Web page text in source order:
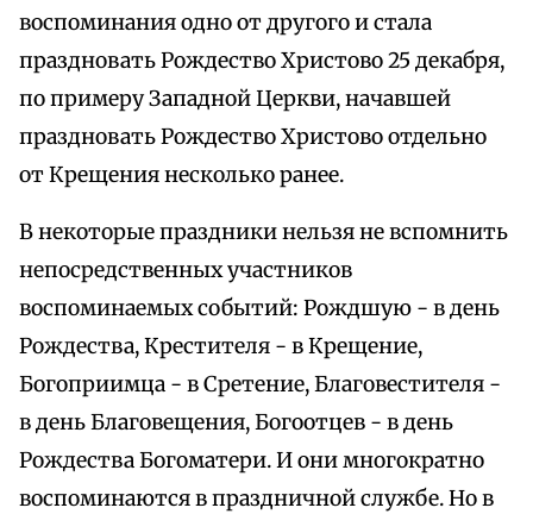
воспоминания одно от другого и стала
праздновать Рождество Христово 25 декабря,
по примеру Западной Церкви, начавшей
праздновать Рождество Христово отдельно
от Крещения несколько ранее.
В некоторые праздники нельзя не вспомнить
непосредственных участников
воспоминаемых событий: Рождшую - в день
Рождества, Крестителя - в Крещение,
Богоприимца - в Сретение, Благовестителя -
в день Благовещения, Богоотцев - в день
Рождества Богоматери. И они многократно
воспоминаются в праздничной службе. Но в